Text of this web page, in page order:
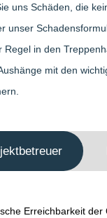
uns Schäden, die
unser
Regel in den
mit den
Erreichbarkeit der